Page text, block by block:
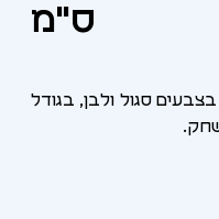
ס"מ
סגול ולבן, בגודל